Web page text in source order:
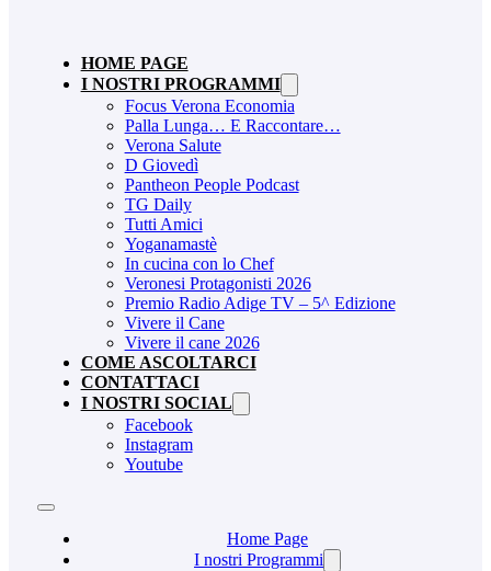
HOME PAGE
I NOSTRI PROGRAMMI
Focus Verona Economia
Palla Lunga… E Raccontare…
Verona Salute
D Giovedì
Pantheon People Podcast
TG Daily
Tutti Amici
Yoganamastè
In cucina con lo Chef
Veronesi Protagonisti 2026
Premio Radio Adige TV – 5^ Edizione
Vivere il Cane
Vivere il cane 2026
COME ASCOLTARCI
CONTATTACI
I NOSTRI SOCIAL
Facebook
Instagram
Youtube
Home Page
I nostri Programmi